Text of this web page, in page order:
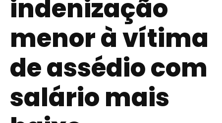
indenização
menor à vítima
de assédio com
salário mais